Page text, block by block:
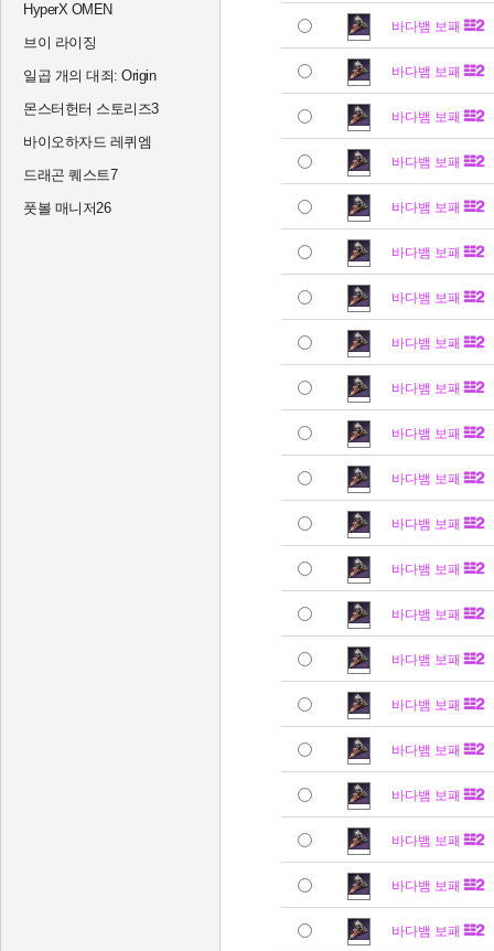
HyperX OMEN
브이 라이징
일곱 개의 대죄: Origin
몬스터헌터 스토리즈3
바이오하자드 레퀴엠
드래곤 퀘스트7
풋볼 매니저26
바다뱀 보패
바다뱀 보패
바다뱀 보패
바다뱀 보패
바다뱀 보패
바다뱀 보패
바다뱀 보패
바다뱀 보패
바다뱀 보패
바다뱀 보패
바다뱀 보패
바다뱀 보패
바다뱀 보패
바다뱀 보패
바다뱀 보패
바다뱀 보패
바다뱀 보패
바다뱀 보패
바다뱀 보패
바다뱀 보패
바다뱀 보패